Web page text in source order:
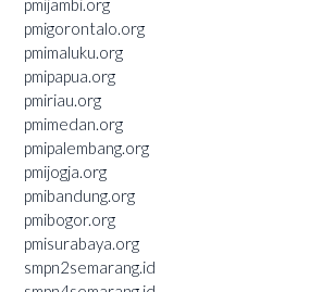
pmijambi.org
pmigorontalo.org
pmimaluku.org
pmipapua.org
pmiriau.org
pmimedan.org
pmipalembang.org
pmijogja.org
pmibandung.org
pmibogor.org
pmisurabaya.org
smpn2semarang.id